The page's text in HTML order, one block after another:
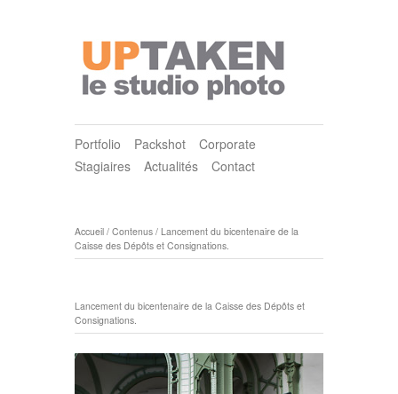
Portfolio Packshot
Corporate
Stagiaires
Actualités Contact
Accueil / Contenus / Lancement du bicentenaire de la
Caisse des Dépôts et Consignations.
Lancement du bicentenaire de la Caisse des Dépôts et
Consignations.